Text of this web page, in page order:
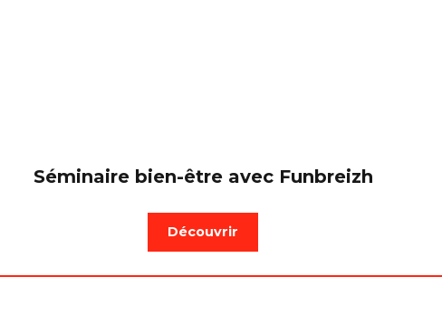
Séminaire bien-être avec Funbreizh
Découvrir